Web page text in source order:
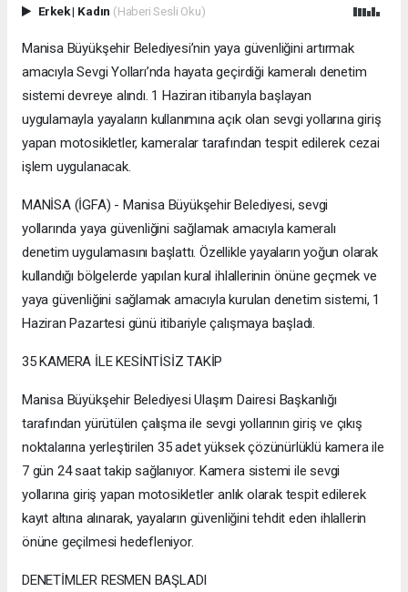
Erkek| Kadın (Haberi Sesli Oku)
Manisa Büyükşehir Belediyesi’nin yaya güvenliğini artırmak
amacıyla Sevgi Yolları’nda hayata geçirdiği kameralı denetim
sistemi devreye alındı. 1 Haziran itibarıyla başlayan
uygulamayla yayaların kullanımına açık olan sevgi yollarına giriş
yapan motosikletler, kameralar tarafından tespit edilerek cezai
işlem uygulanacak.
MANİSA (İGFA) - Manisa Büyükşehir Belediyesi, sevgi
yollarında yaya güvenliğini sağlamak amacıyla kameralı
denetim uygulamasını başlattı. Özellikle yayaların yoğun olarak
kullandığı bölgelerde yapılan kural ihlallerinin önüne geçmek ve
yaya güvenliğini sağlamak amacıyla kurulan denetim sistemi, 1
Haziran Pazartesi günü itibariyle çalışmaya başladı.
35 KAMERA İLE KESİNTİSİZ TAKİP
Manisa Büyükşehir Belediyesi Ulaşım Dairesi Başkanlığı
tarafından yürütülen çalışma ile sevgi yollarının giriş ve çıkış
noktalarına yerleştirilen 35 adet yüksek çözünürlüklü kamera ile
7 gün 24 saat takip sağlanıyor. Kamera sistemi ile sevgi
yollarına giriş yapan motosikletler anlık olarak tespit edilerek
kayıt altına alınarak, yayaların güvenliğini tehdit eden ihlallerin
önüne geçilmesi hedefleniyor.
DENETİMLER RESMEN BAŞLADI